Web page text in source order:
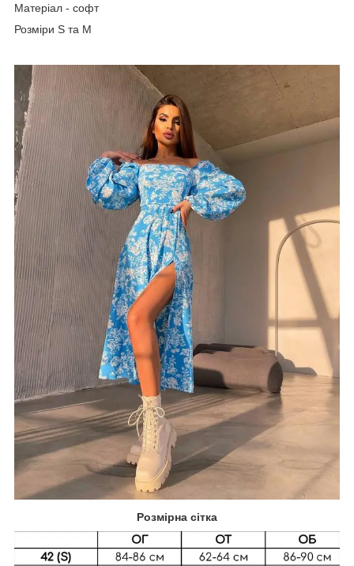
Матеріал - софт
Розміри S та М
Розмірна сітка